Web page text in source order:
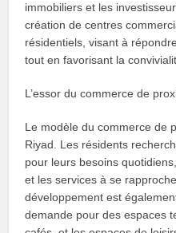
immobiliers et les
création de centres
résidentiels, visant à
tout en favorisant la
L’essor du commerce de
Le modèle du commerce de
Riyad. Les résidents
pour leurs besoins
et les services à se
développement est
demande pour des espaces